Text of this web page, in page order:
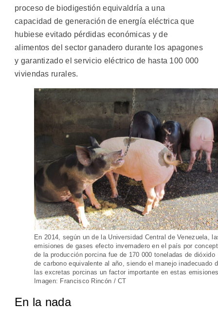
proceso de biodigestión equivaldría a una
capacidad de generación de energía eléctrica que
hubiese evitado pérdidas económicas y de
alimentos del sector ganadero durante los apagones
y garantizado el servicio eléctrico de hasta 100 000
viviendas rurales.
En 2014, según un de la Universidad Central de Venezuela,
emisiones de gases efecto invernadero en el país por
de la producción porcina fue de 170 000 toneladas de dióxido
de carbono equivalente al año, siendo el manejo inadecuado
las excretas porcinas un factor importante en estas
Imagen: Francisco Rincón / CT
En la nada